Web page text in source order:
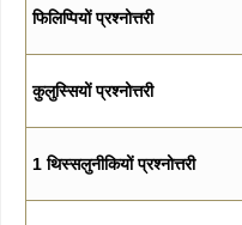
फिलिप्पियों प्रश्नोत्तरी
कुलुस्सियों प्रश्नोत्तरी
1 थिस्सलुनीकियों प्रश्नोत्तरी